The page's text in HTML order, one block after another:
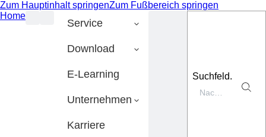
Zum Hauptinhalt springenZum Fußbereich springen
Home
Service
Download
E-Learning
Unternehmen
Karriere
Suchfeld.